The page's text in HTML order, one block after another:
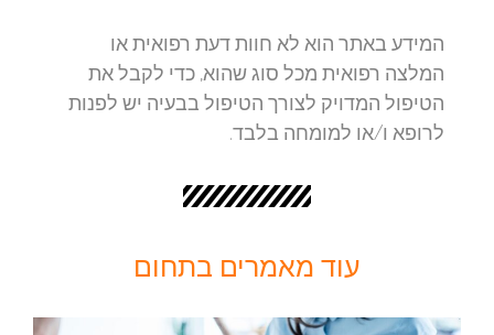
המידע באתר הוא לא חוות דעת רפואית או
המלצה רפואית מכל סוג שהוא, כדי לקבל את
הטיפול המדויק לצורך הטיפול בבעיה יש לפנות
לרופא ו/או למומחה בלבד.
עוד מאמרים בתחום